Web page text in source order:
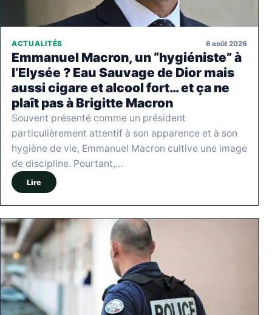
ACTUALITÉS 6 août 2026
Emmanuel Macron, un “hygiéniste” à
l’Elysée ? Eau Sauvage de Dior mais
aussi cigare et alcool fort… et ça ne
plaît pas à Brigitte Macron
Souvent présenté comme un président
particulièrement attentif à son apparence et à son
hygiène de vie, Emmanuel Macron cultive une image
de discipline. Pourtant,…
Lire